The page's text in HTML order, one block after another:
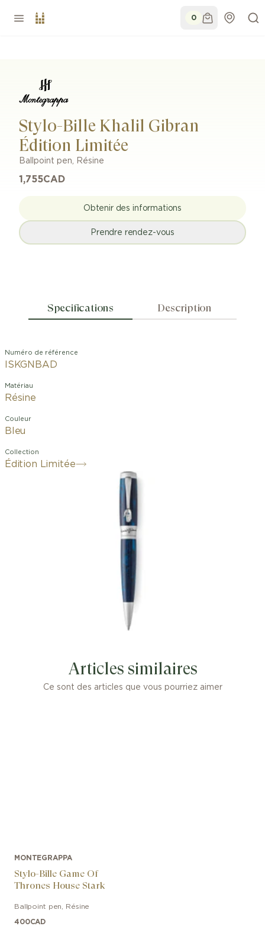
0
Stylo-Bille Khalil Gibran
Édition Limitée
Ballpoint pen, Résine
1,755CAD
Obtenir des informations
Prendre rendez-vous
Specifications Description
Numéro de référence
ISKGNBAD
Matériau
Résine
Couleur
Bleu
Collection
Édition Limitée
Articles similaires
Ce sont des articles que vous pourriez aimer
MONTEGRAPPA
Stylo-Bille Game Of
Thrones House Stark
Ballpoint pen Résine
400CAD